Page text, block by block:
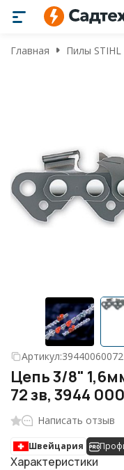
Главная Пилы STIHL
Артикул:39440060072
Цепь 3/8"
72 зв, 3944
Написать отзыв
Швейцария
Характеристики